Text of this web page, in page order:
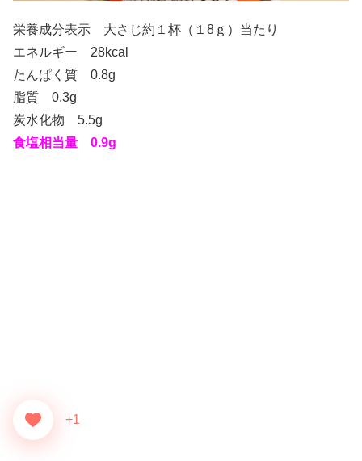
栄養成分表示 大さじ約１杯（１8ｇ）当たり
エネルギー 28kcal
たんぱく質 0.8g
脂質 0.3g
炭水化物 5.5g
食塩相当量 0.9g
+1